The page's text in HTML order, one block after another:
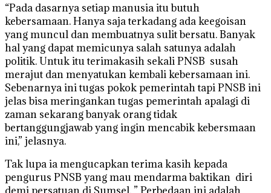
“Pada dasarnya setiap manusia itu butuh
kebersamaan. Hanya saja terkadang ada keegoisan
yang muncul dan membuatnya sulit bersatu. Banyak
hal yang dapat memicunya salah satunya adalah
politik. Untuk itu terimakasih sekali PNSB susah
merajut dan menyatukan kembali kebersamaan ini.
Sebenarnya ini tugas pokok pemerintah tapi PNSB ini
jelas bisa meringankan tugas pemerintah apalagi di
zaman sekarang banyak orang tidak
bertanggungjawab yang ingin mencabik kebersmaan
ini,” jelasnya.
Tak lupa ia mengucapkan terima kasih kepada
pengurus PNSB yang mau mendarma baktikan diri